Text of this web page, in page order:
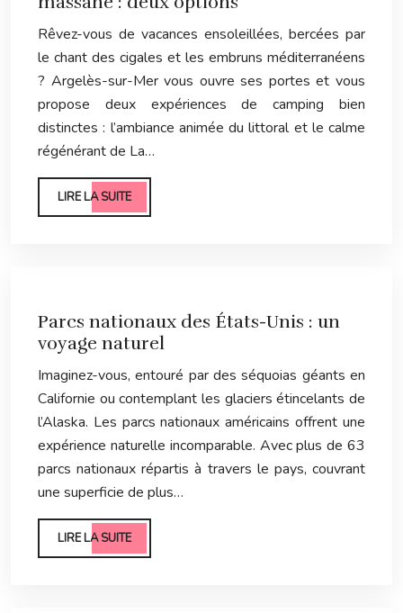
Rêvez-vous de vacances ensoleillées, bercées par
le chant des cigales et les embruns méditerranéens
? Argelès-sur-Mer vous ouvre ses portes et vous
propose deux expériences de camping bien
distinctes : l’ambiance animée du littoral et le calme
régénérant de La…
LIRE LA SUITE
Parcs nationaux des États-Unis : un
voyage naturel
Imaginez-vous, entouré par des séquoias géants en
Californie ou contemplant les glaciers étincelants de
l’Alaska. Les parcs nationaux américains offrent une
expérience naturelle incomparable. Avec plus de 63
parcs nationaux répartis à travers le pays, couvrant
une superficie de plus…
LIRE LA SUITE